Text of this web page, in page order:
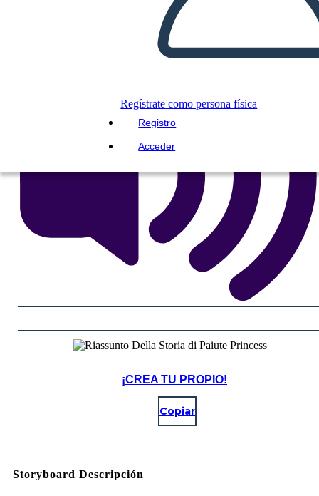
Regístrate como persona física
Registro
Acceder
LEERME
¡CREA TU PROPIO!
Copiar
Storyboard Descripción